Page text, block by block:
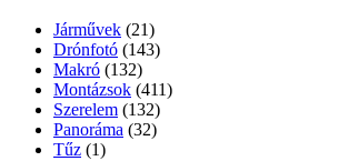
Járművek (21)
Drónfotó (143)
Makró (132)
Montázsok (411)
Szerelem (132)
Panoráma (32)
Tűz (1)